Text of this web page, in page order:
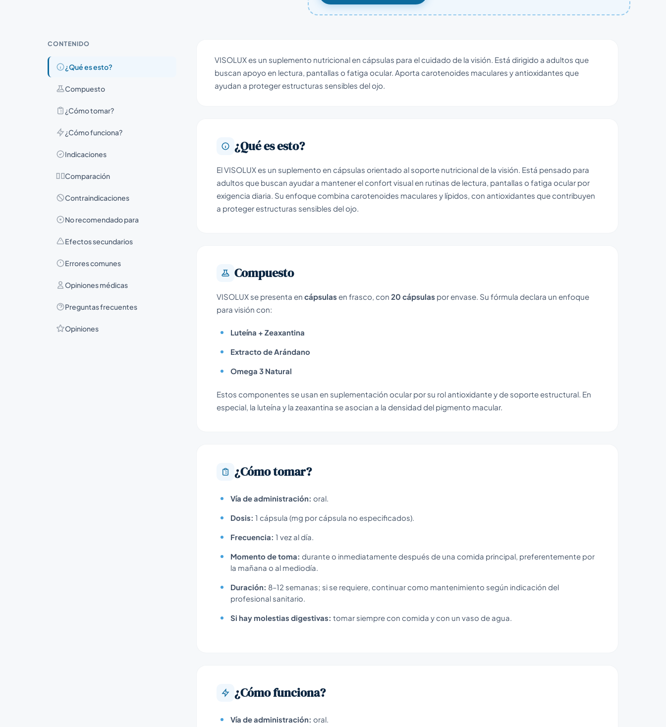
CONTENIDO
¿Qué es esto?
Compuesto
¿Cómo tomar?
¿Cómo funciona?
Indicaciones
Comparación
Contraindicaciones
No recomendado para
Efectos secundarios
Errores comunes
Opiniones médicas
Preguntas frecuentes
Opiniones
VISOLUX es un suplemento nutricional en cápsulas para el cuidado de la visión. Está dirigido a adultos que
buscan apoyo en lectura, pantallas o fatiga ocular. Aporta carotenoides maculares y antioxidantes que
ayudan a proteger estructuras sensibles del ojo.
¿Qué es esto?
El VISOLUX es un suplemento en cápsulas orientado al soporte nutricional de la visión. Está pensado para
adultos que buscan ayudar a mantener el confort visual en rutinas de lectura, pantallas o fatiga ocular por
exigencia diaria. Su enfoque combina carotenoides maculares y lípidos, con antioxidantes que contribuyen
a proteger estructuras sensibles del ojo.
Compuesto
VISOLUX se presenta en cápsulasen frasco, con 20 cápsulas por envase. Su fórmula declara un enfoque
para visión con:
Luteína + Zeaxantina
Extracto de Arándano
Omega 3 Natural
Estos componentes se usan en suplementación ocular por su rol antioxidante y de soporte estructural. En
especial, la luteína y la zeaxantina se asocian a la densidad del pigmento macular.
¿Cómo tomar?
Vía de administración: oral.
Dosis: 1 cápsula (mg por cápsula no especificados).
Frecuencia: 1 vez al día.
Momento de toma: durante o inmediatamente después de una comida principal, preferentemente por
la mañana o al mediodía.
Duración: 8–12 semanas; si se requiere, continuar como mantenimiento según indicación del
profesional sanitario.
Si hay molestias digestivas: tomar siempre con comida y con un vaso de agua.
¿Cómo funciona?
Vía de administración: oral.